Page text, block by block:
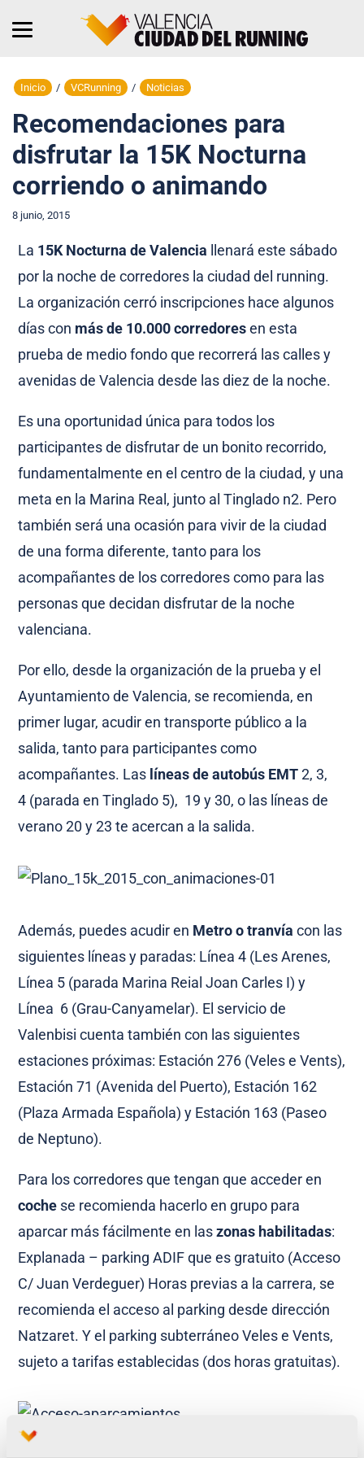
Inicio / VCRunning / Noticias
Recomendaciones para
disfrutar la 15K Nocturna
corriendo o animando
8 junio, 2015
La 15K Nocturna de Valencia llenará este sábado
por la noche de corredores la ciudad del running.
La organización cerró inscripciones hace algunos
días con más de 10.000 corredoresen esta
prueba de medio fondo que recorrerá las calles y
avenidas de Valencia desde las diez de la noche.
Es una oportunidad única para todos los
participantes de disfrutar de un bonito recorrido,
fundamentalmente en el centro de la ciudad, y una
meta en la Marina Real, junto al Tinglado n2. Pero
también será una ocasión para vivir de la ciudad
de una forma diferente, tanto para los
acompañantes de los corredores como para las
personas que decidan disfrutar de la noche
valenciana.
Por ello, desde la organización de la prueba y el
Ayuntamiento de Valencia, se recomienda, en
primer lugar, acudir en transporte público a la
salida, tanto para participantes como
acompañantes. Las líneas de autobús EMT2, 3,
4 (parada en Tinglado 5), 19 y 30, o las líneas de
verano 20 y 23 te acercan a la salida.
Además, puedes acudir en Metro o tranvía con las
siguientes líneas y paradas: Línea 4 (Les Arenes,
Línea 5 (parada Marina Reial Joan Carles I) y
Línea 6 (Grau-Canyamelar). El servicio de
Valenbisi cuenta también con las siguientes
estaciones próximas: Estación 276 (Veles e Vents),
Estación 71 (Avenida del Puerto), Estación 162
(Plaza Armada Española) y Estación 163 (Paseo
de Neptuno).
Para los corredores que tengan que acceder en
coche se recomienda hacerlo en grupo para
aparcar más fácilmente en laszonas habilitadas:
Explanada – parking ADIF que es gratuito (Acceso
C/ Juan Verdeguer) Horas previas a la carrera, se
recomienda el acceso al parking desde dirección
Natzaret. Y el parking subterráneo Veles e Vents,
sujeto a tarifas establecidas (dos horas gratuitas).